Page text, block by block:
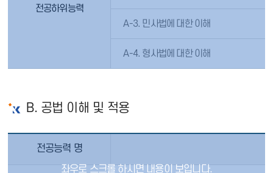
전공하위능력
A-3. 민사법에 대한 이해
A-4. 형사법에 대한 이해
B. 공법 이해 및 적용
전공능력 명